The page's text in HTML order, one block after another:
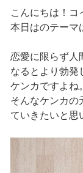
こんにちは！コ
本日はのテーマ
恋愛に限らず人
なるとより勃発
ケンカですよね。
そんなケンカの
ていきたいと思